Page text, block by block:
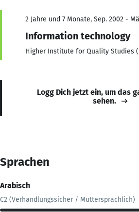
2 Jahre und 7 Monate, Sep. 2002 -
Information technology
Higher Institute for Quality Studies
Logg Dich jetzt ein, um das
sehen.
Sprachen
Arabisch
C2 (Verhandlungssicher / Muttersprachlich)